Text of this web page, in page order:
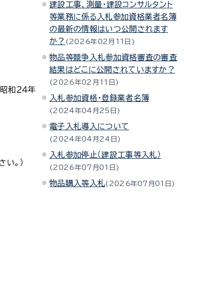
和２４年
。）
建設工事、測量・建設コンサルタント
等業務に係る入札参加資格業者名簿
の最新の情報はいつ公開されます
か？
2026年02月11日
物品等競争入札参加資格審査の審査
結果はどこに公開されていますか？
2026年02月11日
入札参加資格・登録業者名簿
2024年04月25日
電子入札導入について
2024年04月24日
入札参加停止（建設工事等入札）
2026年07月01日
物品購入等入札 2026年07月01日